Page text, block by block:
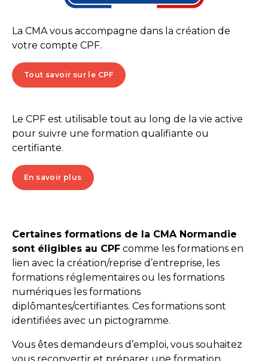
La CMA vous accompagne dans la création de
votre compte CPF.
Tout savoir sur le CPF
Le CPF est utilisable tout au long de la vie active
pour suivre une formation qualifiante ou
certifiante.
En savoir plus
Certaines formations de la CMA Normandie
sont éligibles au CPF comme les formations en
lien avec la création/reprise d’entreprise, les
formations réglementaires ou les formations
numériques les formations
diplômantes/certifiantes. Ces formations sont
identifiées avec un pictogramme.
Vous êtes demandeurs d’emploi, vous souhaitez